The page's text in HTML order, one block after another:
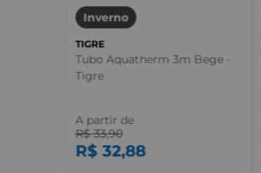
Inverno
TIGRE
Tubo Aquatherm 3m Bege -
Tigre
A partir de
R$ 33,90
R$ 32,88